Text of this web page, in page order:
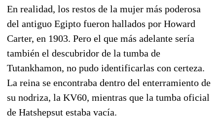
En realidad, los restos de la mujer más poderosa
del antiguo Egipto fueron hallados por Howard
Carter, en 1903. Pero el que más adelante sería
también el descubridor de la tumba de
Tutankhamon, no pudo identificarlas con certeza.
La reina se encontraba dentro del enterramiento de
su nodriza, la KV60, mientras que la tumba oficial
de Hatshepsut estaba vacía.